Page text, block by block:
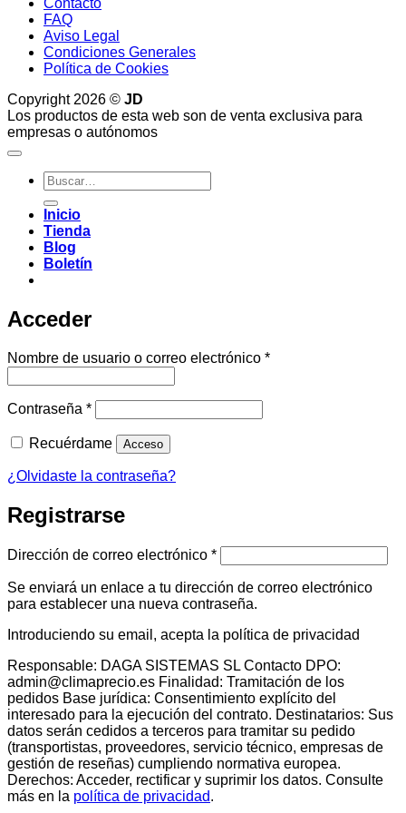
Contacto
FAQ
Aviso Legal
Condiciones Generales
Política de Cookies
Copyright 2026 © JD
Los productos de esta web son de venta exclusiva para
empresas o autónomos
Buscar
por:
Inicio
Tienda
Blog
Boletín
Acceder
Nombre de usuario o correo electrónico *Obligatorio
Contraseña *Obligatorio
Recuérdame Acceso
¿Olvidaste la contraseña?
Registrarse
Dirección de correo electrónico *Obligatorio
Se enviará un enlace a tu dirección de correo electrónico
para establecer una nueva contraseña.
Introduciendo su email, acepta la política de privacidad
Responsable: DAGA SISTEMAS SL Contacto DPO:
admin@climaprecio.es Finalidad: Tramitación de los
pedidos Base jurídica: Consentimiento explícito del
interesado para la ejecución del contrato. Destinatarios: Sus
datos serán cedidos a terceros para tramitar su pedido
(transportistas, proveedores, servicio técnico, empresas de
gestión de reseñas) cumpliendo normativa europea.
Derechos: Acceder, rectificar y suprimir los datos. Consulte
más en la política de privacidad.